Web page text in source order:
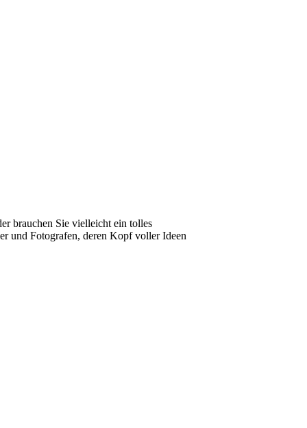
brauchen Sie vielleicht ein tolles
und Fotografen, deren Kopf voller Ideen